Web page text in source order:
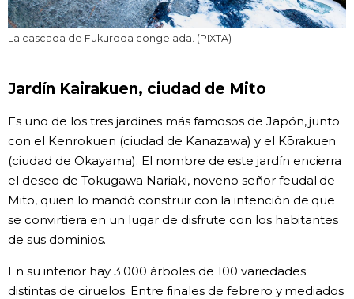
La cascada de Fukuroda congelada. (PIXTA)
Jardín Kairakuen, ciudad de Mito
Es uno de los tres jardines más famosos de Japón, junto
con el Kenrokuen (ciudad de Kanazawa) y el Kōrakuen
(ciudad de Okayama). El nombre de este jardín encierra
el deseo de Tokugawa Nariaki, noveno señor feudal de
Mito, quien lo mandó construir con la intención de que
se convirtiera en un lugar de disfrute con los habitantes
de sus dominios.
En su interior hay 3.000 árboles de 100 variedades
distintas de ciruelos. Entre finales de febrero y mediados